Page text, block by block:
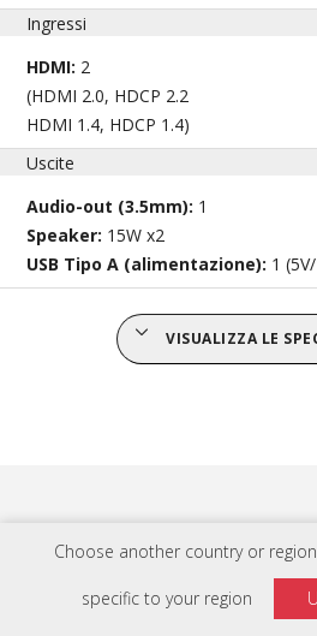
Choose another country or
specific to your region
Ingressi
HDMI: 2
(HDMI 2.0, HDCP 2.2
HDMI 1.4, HDCP 1.4)
Uscite
Audio-out (3.5mm): 1
Speaker: 15W x2
USB Tipo A (alimentazione): 1
VISUALIZZA LE
COMPATIBILE